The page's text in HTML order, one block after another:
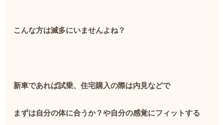
こんな方は滅多にいませんよね？
新車であれば試乗、住宅購入の際は内見などで
まずは自分の体に合うか？や自分の感覚にフィットする